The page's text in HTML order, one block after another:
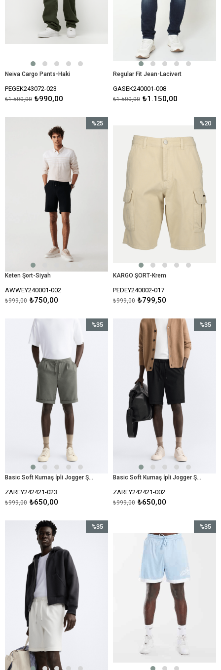
Neiva Cargo Pants-Haki
PEGEK243072-023
₺990,00
₺1.500,00
Regular Fit Jean-Lacivert
GASEK240001-008
₺1.150,00
₺1.500,00
Keten Şort-Siyah
AWWEY240001-002
₺750,00
₺999,00
%25
KARGO ŞORT-Krem
PEDEY240002-017
₺799,50
₺999,00
%20
Basic Soft Kumaş İpli Jogger Şort-Haki
ZAREY242421-023
₺650,00
₺999,00
%35
Basic Soft Kumaş İpli Jogger Şort-Siyah
ZAREY242421-002
₺650,00
₺999,00
%35
%35
%35